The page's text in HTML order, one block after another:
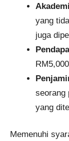
yang
juga
seorang
yang
Memenuhi